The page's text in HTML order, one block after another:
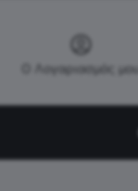
Ο Λογαριασμός μου